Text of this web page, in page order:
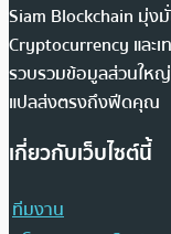
Siam Blockchain มุ่ง
Cryptocurrency และเ
รวบรวมข้อมูลส่วนใหญ่
แปลส่งตรงถึงฟีดคุณ
เกี่ยวกับเว็บไซต์นี้
ทีมงาน